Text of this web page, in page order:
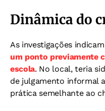
Dinâmica do
As investigações
um ponto previamente
escola. No local, teria
de julgamento informal
prática semelhante ao